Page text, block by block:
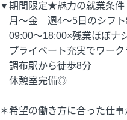
▼期間限定★魅力の就業条件
月～金 週4～5日のシフ
09:00～18:00×残業ほぼナ
プライベート充実でワーク
調布駅から徒歩8分
休憩室完備◎
＊希望の働き方に合った仕事